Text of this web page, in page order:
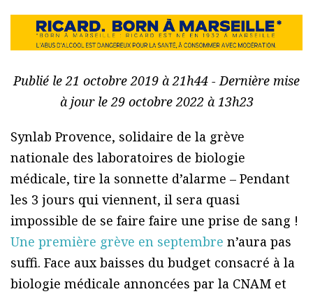
Publié le 21 octobre 2019 à 21h44 - Dernière mise
à jour le 29 octobre 2022 à 13h23
Synlab Provence, solidaire de la grève
nationale des laboratoires de biologie
médicale, tire la sonnette d’alarme – Pendant
les 3 jours qui viennent, il sera quasi
impossible de se faire faire une prise de sang !
Une première grève en septembre n’aura pas
suffi. Face aux baisses du budget consacré à la
biologie médicale annoncées par la CNAM et